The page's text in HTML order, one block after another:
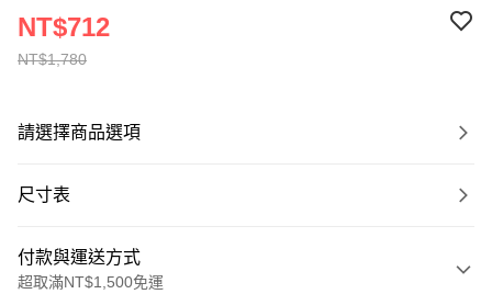
NT$1,780
NT$712
請選擇商品選項
尺寸表
付款與運送方式
超取滿NT$1,500免運